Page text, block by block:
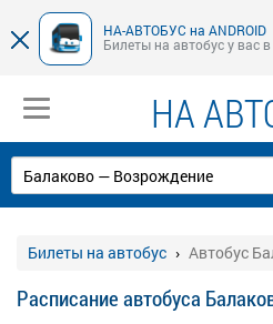
НА-АВТОБУС на ANDROID
Билеты на автобус у вас
НА
Билеты на автобус Автобус
Расписание автобуса